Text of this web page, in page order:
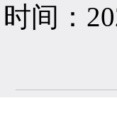
时间：